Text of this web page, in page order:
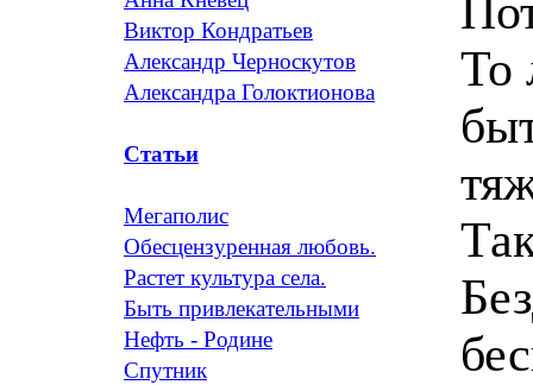
Виктор Кондратьев
Александр Черноскутов
Александра Голоктионова
Статьи
Мегаполис
Обесцензуренная любовь.
Растет культура села.
Быть привлекательными
Нефть - Родине
Спутник
То